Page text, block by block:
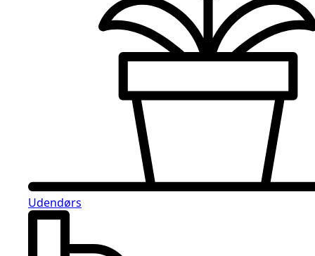
Udendørs